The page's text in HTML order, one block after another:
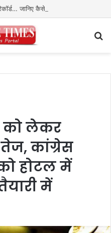
को लेकर
कांग्रेस
होटल में
में